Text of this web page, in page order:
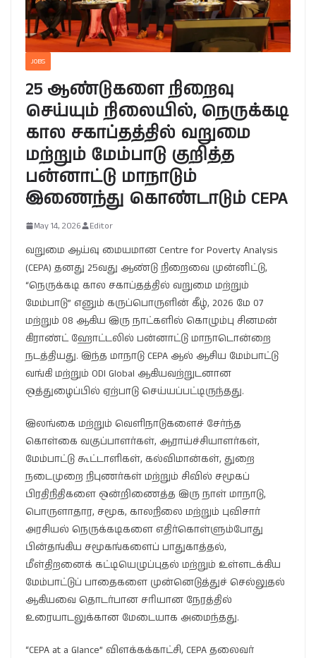
JOBS
25 ஆண்டுகளை நிறைவு
செய்யும் நிலையில், நெருக்கடி
கால சகாப்தத்தில் வறுமை
மற்றும் மேம்பாடு குறித்த
பன்னாட்டு மாநாடும்
இணைந்து கொண்டாடும் CEPA
May 14, 2026 Editor
வறுமை ஆய்வு மையமான Centre for Poverty Analysis
(CEPA) தனது 25வது ஆண்டு நிறைவை முன்னிட்டு,
“நெருக்கடி கால சகாப்தத்தில் வறுமை மற்றும்
மேம்பாடு” எனும் கருப்பொருளின் கீழ், 2026 மே 07
மற்றும் 08 ஆகிய இரு நாட்களில் கொழும்பு சினமன்
கிராண்ட் ஹோட்டலில் பன்னாட்டு மாநாடொன்றை
நடத்தியது. இந்த மாநாடு CEPA ஆல் ஆசிய மேம்பாட்டு
வங்கி மற்றும் ODI Global ஆகியவற்றுடனான
ஒத்துழைப்பில் ஏற்பாடு செய்யப்பட்டிருந்தது.
இலங்கை மற்றும் வெளிநாடுகளைச் சேர்ந்த
கொள்கை வகுப்பாளர்கள், ஆராய்ச்சியாளர்கள்,
மேம்பாட்டு கூட்டாளிகள், கல்விமான்கள், துறை
நடைமுறை நிபுணர்கள் மற்றும் சிவில் சமூகப்
பிரதிநிதிகளை ஒன்றிணைத்த இரு நாள் மாநாடு,
பொருளாதார, சமூக, காலநிலை மற்றும் புவிசார்
அரசியல் நெருக்கடிகளை எதிர்கொள்ளும்போது
பின்தங்கிய சமூகங்களைப் பாதுகாத்தல்,
மீள்திறனைக் கட்டியெழுப்புதல் மற்றும் உள்ளடக்கிய
மேம்பாட்டுப் பாதைகளை முன்னெடுத்துச் செல்லுதல்
ஆகியவை தொடர்பான சரியான நேரத்தில்
உரையாடலுக்கான மேடையாக அமைந்தது.
“CEPA at a Glance” விளக்கக்காட்சி, CEPA தலைவர்